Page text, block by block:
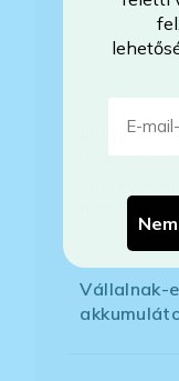
Áfás
Mit jelent
matricát a
Vállalnak-